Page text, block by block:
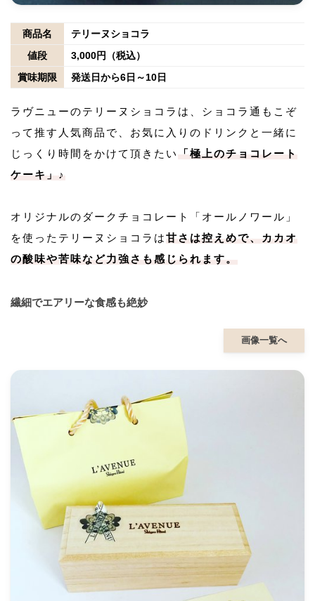
商品名
テリーヌショコラ
値段
3,000円（税込）
賞味期限
発送日から6日～10日
ラヴニューのテリーヌショコラは、ショコラ通もこぞ
って推す人気商品で、お気に入りのドリンクと一緒に
じっくり時間をかけて頂きたい
「極上のチョコレート
ケーキ」♪
オリジナルのダークチョコレート「オールノワール」
を使ったテリーヌショコラは甘さは控えめで、カカオ
の酸味や苦味など力強さも感じられます。
繊細でエアリーな食感も絶妙
画像一覧へ